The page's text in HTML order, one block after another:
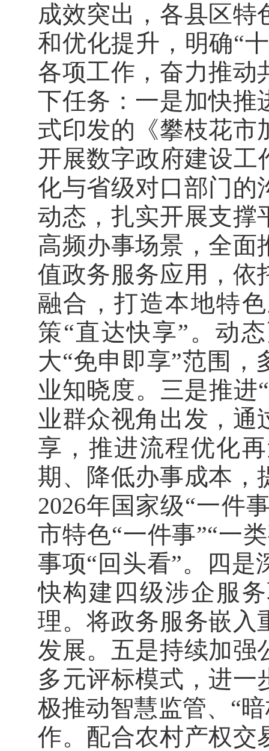
成效突出，各县区特
和优化提升，明确“
各项工作，奋力推动
下任务：一是加快推
式印发的《攀枝花市
开展数字政府建设工
化与省级对口部门的
动态，扎实开展支撑
高频办事场景，全面
值政务服务应用，依
融合，打造本地特
策“直达快享”。动
大“免申即享”范围
业知晓度。三是推进
业群众视角出发，通
享，推进流程优化
期、降低办事成本，
2026年国家级“一件
市特色“一件事”“一
事项“回头看”。四
快构建四级涉企服
理。将政务服务嵌入
发展。五是持续加强
多元评标模式，进一
极推动智慧监管、“
作。配合农村产权交